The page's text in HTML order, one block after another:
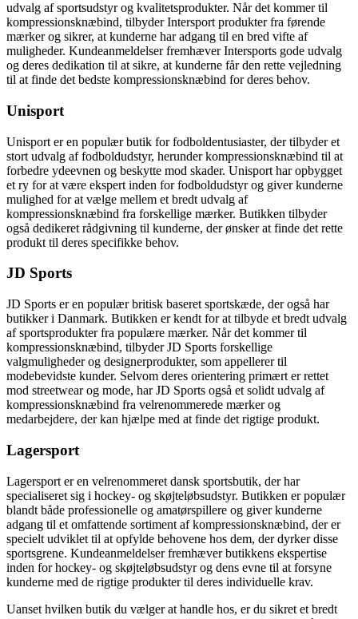
udvalg af sportsudstyr og kvalitetsprodukter. Når det kommer til
kompressionsknæbind, tilbyder Intersport produkter fra førende
mærker og sikrer, at kunderne har adgang til en bred vifte af
muligheder. Kundeanmeldelser fremhæver Intersports gode udvalg
og deres dedikation til at sikre, at kunderne får den rette vejledning
til at finde det bedste kompressionsknæbind for deres behov.
Unisport
Unisport er en populær butik for fodboldentusiaster, der tilbyder et
stort udvalg af fodboldudstyr, herunder kompressionsknæbind til at
forbedre ydeevnen og beskytte mod skader. Unisport har opbygget
et ry for at være ekspert inden for fodboldudstyr og giver kunderne
mulighed for at vælge mellem et bredt udvalg af
kompressionsknæbind fra forskellige mærker. Butikken tilbyder
også dedikeret rådgivning til kunderne, der ønsker at finde det rette
produkt til deres specifikke behov.
JD Sports
JD Sports er en populær britisk baseret sportskæde, der også har
butikker i Danmark. Butikken er kendt for at tilbyde et bredt udvalg
af sportsprodukter fra populære mærker. Når det kommer til
kompressionsknæbind, tilbyder JD Sports forskellige
valgmuligheder og designerprodukter, som appellerer til
modebevidste kunder. Selvom deres orientering primært er rettet
mod streetwear og mode, har JD Sports også et solidt udvalg af
kompressionsknæbind fra velrenommerede mærker og
medarbejdere, der kan hjælpe med at finde det rigtige produkt.
Lagersport
Lagersport er en velrenommeret dansk sportsbutik, der har
specialiseret sig i hockey- og skøjteløbsudstyr. Butikken er populær
blandt både professionelle og amatørspillere og giver kunderne
adgang til et omfattende sortiment af kompressionsknæbind, der er
specielt udviklet til at opfylde behovene hos dem, der dyrker disse
sportsgrene. Kundeanmeldelser fremhæver butikkens ekspertise
inden for hockey- og skøjteløbsudstyr og dens evne til at forsyne
kunderne med de rigtige produkter til deres individuelle krav.
Uanset hvilken butik du vælger at handle hos, er du sikret et bredt